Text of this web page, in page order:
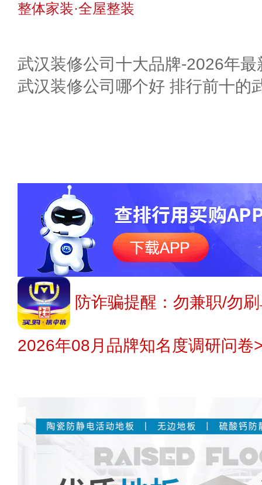
整体家装·全屋整装
武汉装修公司十大品牌-2026年最
武汉装修公司哪个好 排行前十的
防诈骗提醒：勿兼职/勿
2026年08月品牌知名度调研问卷